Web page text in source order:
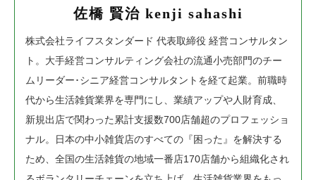
佐橋 賢治 kenji sahashi
株式会社ライフスタンダード 代表取締役 経営コンサルタン
ト。 大手経営コンサルティング会社の流通小売部門のチー
ムリーダー･シニア経営コンサルタントを経て起業。前職時
代から生活雑貨業界を専門にし、業績アップや人財育成、
新規出店で関わった累計支援数700店舗超のプロフェッショ
ナル。日本の中小雑貨店のすべての『困った』を解決する
ため、全国の生活雑貨の地域一番店170店舗から組織化され